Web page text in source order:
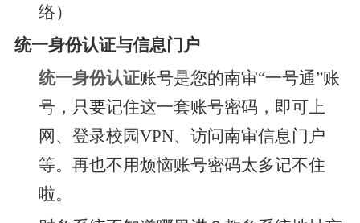
络）
统一身份认证与信息门户
统一身份认证账号是您的南审“一号通”账
号，只要记住这一套账号密码，即可上
网、登录校园VPN、访问南审信息门户
等。再也不用烦恼账号密码太多记不住
啦。